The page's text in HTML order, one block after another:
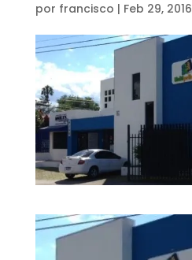
por francisco | Feb 29, 2016